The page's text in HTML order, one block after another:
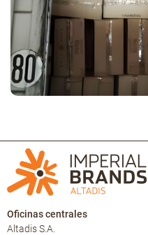
Oficinas centrales
Altadis S.A.